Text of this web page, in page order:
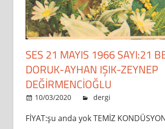
SES 21 MAYIS 1966 SAYI:21
DORUK-AYHAN IŞIK-ZEYNEP
DEĞİRMENCİOĞLU
10/03/2020 admin
dergi
FİYAT:şu anda yok TEMİZ